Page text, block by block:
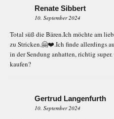
Renate Sibbert
10. September 2024
Total süß die Bären.Ich möchte am
zu Stricken.🤗❤️.Ich finde allerdings
in der Sendung anhatten, richtig
kaufen?
Gertrud Langenfurth
10. September 2024